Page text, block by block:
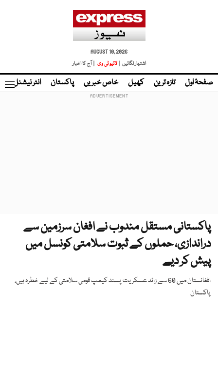
AUGUST 10, 2026
اشتہار لگائیں |
لائیو ٹی وی | آج کا اخبار
صفحۂ اول تازہ ترین کھیل خاص خبریں پاکستان انٹر نیشنل
پاکستانی مستقل مندوب نے افغان سرزمین سے
دراندازی، حملوں کے ثبوت سلامتی کونسل میں
پیش کر دیے
افغانستان میں 60 سے زائد عسکریت پسند کیمپ قومی سلامتی کے لیے خطرہ ہیں،
پاکستان